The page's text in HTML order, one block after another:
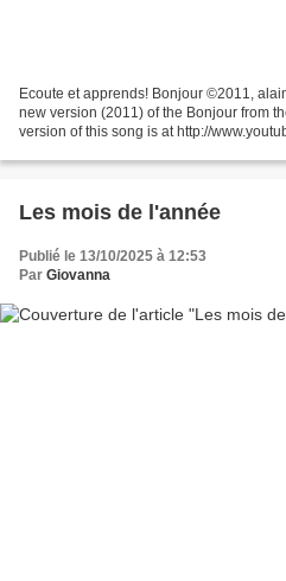
Ecoute et apprends! Bonjour ©2011,
new version (2011) of the Bonjour from
version of this song is at http://
Les mois de l'année
Publié le 13/10/2025 à 12:53
Par Giovanna